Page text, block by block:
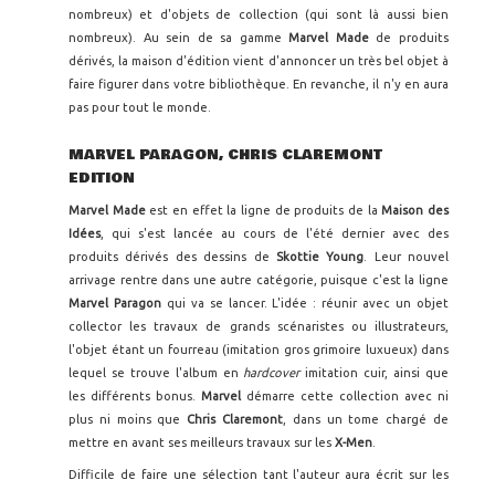
nombreux) et d'objets de collection (qui sont là aussi bien
nombreux). Au sein de sa gammeMarvel Madede produits
dérivés, la maison d'édition vient d'annoncer un très bel objet à
faire figurer dans votre bibliothèque. En revanche, il n'y en aura
pas pour tout le monde.
MARVEL PARAGON, CHRIS CLAREMONT
EDITION
Marvel Made est en effet la ligne de produits de laMaison des
Idées, qui s'est lancée au cours de l'été dernier avec des
produits dérivés des dessins de Skottie Young . Leur nouvel
arrivage rentre dans une autre catégorie, puisque c'est la ligne
Marvel Paragon qui va se lancer. L'idée : réunir avec un objet
collector les travaux de grands scénaristes ou illustrateurs,
l'objet étant un fourreau (imitation gros grimoire luxueux) dans
lequel se trouve l'album en hardcoverimitation cuir, ainsi que
les différents bonus. Marvel démarre cette collection avec ni
plus ni moins que Chris Claremont , dans un tome chargé de
mettre en avant ses meilleurs travaux sur les X-Men
Difficile de faire une sélection tant l'auteur aura écrit sur les